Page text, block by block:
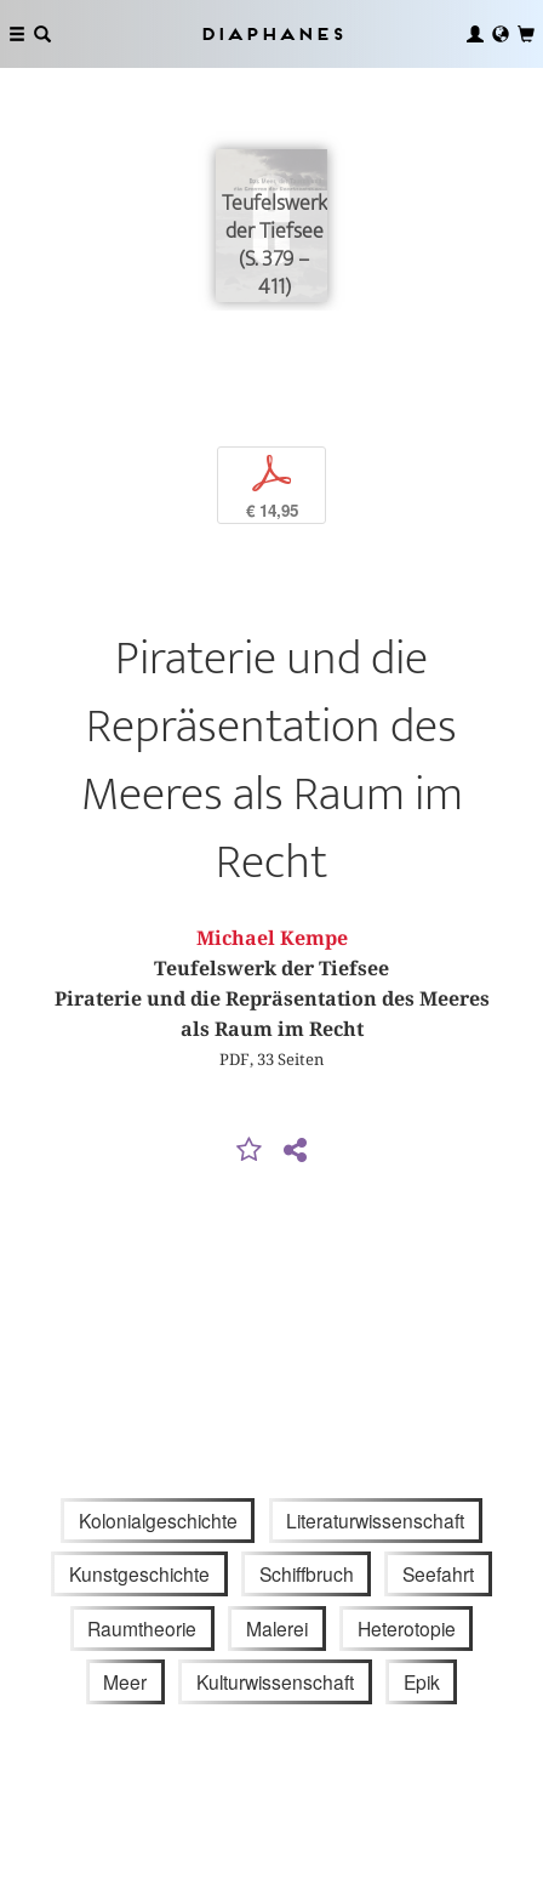
Diaphanes
Teufelswerk
der Tiefsee
(S. 379 –
411)
p
€ 14,95
Piraterie und die
Repräsentation des
Meeres als Raum im
Recht
Michael Kempe
Teufelswerk der Tiefsee
Piraterie und die Repräsentation des Meeres
als Raum im Recht
PDF, 33 Seiten
Kolonialgeschichte Literaturwissenschaft
Kunstgeschichte Schiffbruch Seefahrt
Raumtheorie Malerei Heterotopie
Meer Kulturwissenschaft Epik